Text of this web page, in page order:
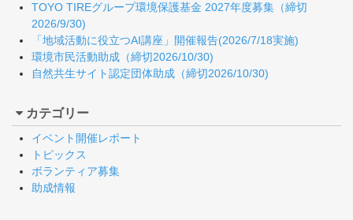
TOYO TIREグループ環境保護基金 2027年度募集（締切
2026/9/30)
「地域活動に役立つAI講座」開催報告(2026/7/18実施)
環境市民活動助成（締切2026/10/30)
自然共生サイト認定団体助成（締切2026/10/30)
カテゴリー
イベント開催レポート
トピックス
ボランティア募集
助成情報